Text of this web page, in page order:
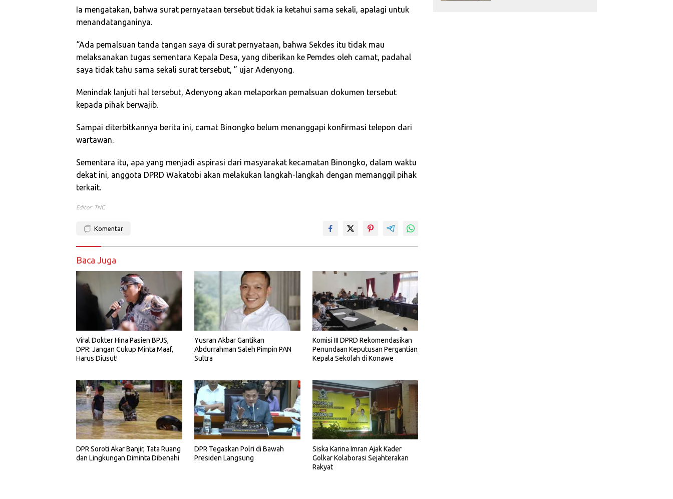
Ia mengatakan, bahwa surat pernyataan tersebut tidak ia ketahui sama sekali, apalagi untuk
menandatanganinya.
“Ada pemalsuan tanda tangan saya di surat pernyataan, bahwa Sekdes itu tidak mau
melaksanakan tugas sementara Kepala Desa, yang diberikan ke Pemdes oleh camat, padahal
saya tidak tahu sama sekali surat tersebut, ” ujar Adenyong.
Menindak lanjuti hal tersebut, Adenyong akan melaporkan pemalsuan dokumen tersebut
kepada pihak berwajib.
Sampai diterbitkannya berita ini, camat Binongko belum menanggapi konfirmasi telepon dari
wartawan.
Sementara itu, apa yang menjadi aspirasi dari masyarakat kecamatan Binongko, dalam waktu
dekat ini, anggota DPRD Wakatobi akan melakukan langkah-langkah dengan memanggil pihak
terkait.
Editor: TNC
Komentar
Baca Juga
Viral Dokter Hina Pasien BPJS,
DPR: Jangan Cukup Minta Maaf,
Harus Diusut!
Yusran Akbar Gantikan
Abdurrahman Saleh Pimpin PAN
Sultra
Komisi III DPRD Rekomendasikan
Penundaan Keputusan Pergantian
Kepala Sekolah di Konawe
DPR Soroti Akar Banjir, Tata Ruang
dan Lingkungan Diminta Dibenahi
DPR Tegaskan Polri di Bawah
Presiden Langsung
Siska Karina Imran Ajak Kader
Golkar Kolaborasi Sejahterakan
Rakyat